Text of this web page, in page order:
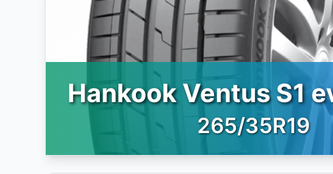
Hankook Ventus S1
265/35R19